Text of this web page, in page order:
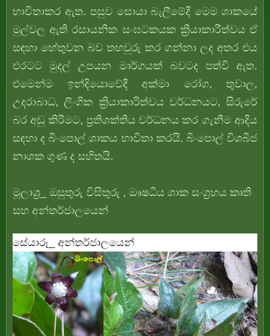
භාවිතාකර ඇත. පසුව සොයා බැලීමේදී මෙම ශාකයේ
මුල්වල ඇති රසායනික සංඝටකයක ක්‍රියාකාරීත්වය ඒ
සඳහා හේතුවන බව තහවුරු කර ගන්නා ලද අතර එය
එරටට මුදල් උපයන මාර්ගයක් බවටද පත්වී ඇත.
එමෙන්ම ඉන්දියොවේදී අක්මා රෝග, තුවාල,
උදරාබාධ, ලිංගික ක්‍රියාකාරිත්වය වර්ධනයට, සිරුරේ
බර අඩු කිරීමට, ප්‍රතිශක්තිය වර්ධනය කර ගැනීම ආදිය
සඳහා ද බිංපොල් ශාකය භාවිතා කරයි. බිංපොල් විශබීජ
නාශක ගුණ ද සහිතයි.
මූලාශ්‍ර_ ඔසුතුරු විසිතුරු , ඖෂධීය ශාක සංග්‍රහය කෘති
සහ අන්තර්ජාලයෙන්
සේයාරූ_ අන්තර්ජාලයෙන්